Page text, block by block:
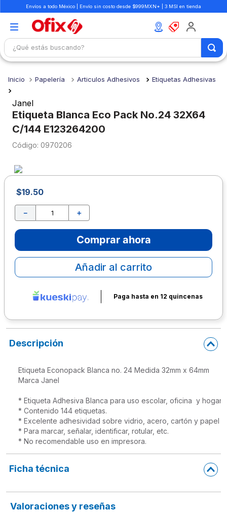
Envíos a todo México | Envío sin costo desde $999MXN* | 3 MSI en tienda
¿Qué estás buscando?
Papelería Articulos Adhesivos Etiquetas Adhesivas
Janel
Etiqueta Blanca Eco Pack No.24 32X64
C/144 E123264200
: 0970206
$19.50
＋
－
Comprar ahora
Añadir al carrito
Paga hasta en 12 quincenas
Descripción
Etiqueta Econopack Blanca no. 24 Medida 32mm x 64mm
Marca Janel
* Etiqueta Adhesiva Blanca para uso escolar, oficina  y hogar.
* Contenido 144 etiquetas.
* Excelente adhesividad sobre vidrio, acero, cartón y papel
* Para marcar, señalar, identificar, rotular, etc.
* No recomendable uso en impresora.
Ficha técnica
Valoraciones y reseñas
1.
mochilas
2.
libretas
3.
cuaderno
6.
7.
escritorio
8.
sacapuntas
10